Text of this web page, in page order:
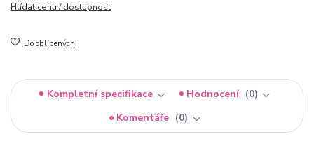
Hlídat cenu / dostupnost
Do oblíbených
Kompletní specifikace Hodnocení
0
Komentáře
0